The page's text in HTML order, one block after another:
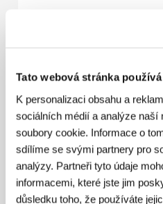
Tato webová stránka
K personalizaci obsahu a
sociálních médií a analýze
soubory cookie. Informace o
sdílíme se svými partnery pro
analýzy. Partneři tyto údaje
informacemi, které jste jim
důsledku toho, že používáte
(Naniwa ereji)
Režie: Kenji Mizoguchi /
Sekce:
Pocta Kendžimu
Osenina zkáza
(Orizuru Osen)
Režie: Kenji Mizoguchi /
Sekce:Pocta Kendžimu